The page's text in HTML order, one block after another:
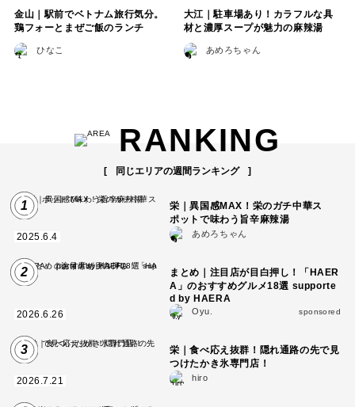
金山｜駅前でベトナム旅行気分。
鶏フォーとまぜご飯のランチ
ひなこ
大江｜駐車場あり！カラフルな具
材と濃厚スープが魅力の麻辣湯
あめろちゃん
RANKING
同じエリアの週間ランキング
1
2025.6.4
栄｜異国感MAX！栄のガチ中華ス
ポットで味わう旨辛麻辣湯
あめろちゃん
2
2026.6.26
まとめ｜注目店が目白押し！「HAER
A」のおすすめグルメ18選 supporte
d by HAERA
Oyu. sponsored
3
2026.7.21
栄｜食べ応え抜群！隠れ通路の先で見
つけたかき氷専門店！
hiro